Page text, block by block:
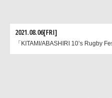
2021.08.06[FRI]
「KITAMI/ABASHIRI 10’s Rugby